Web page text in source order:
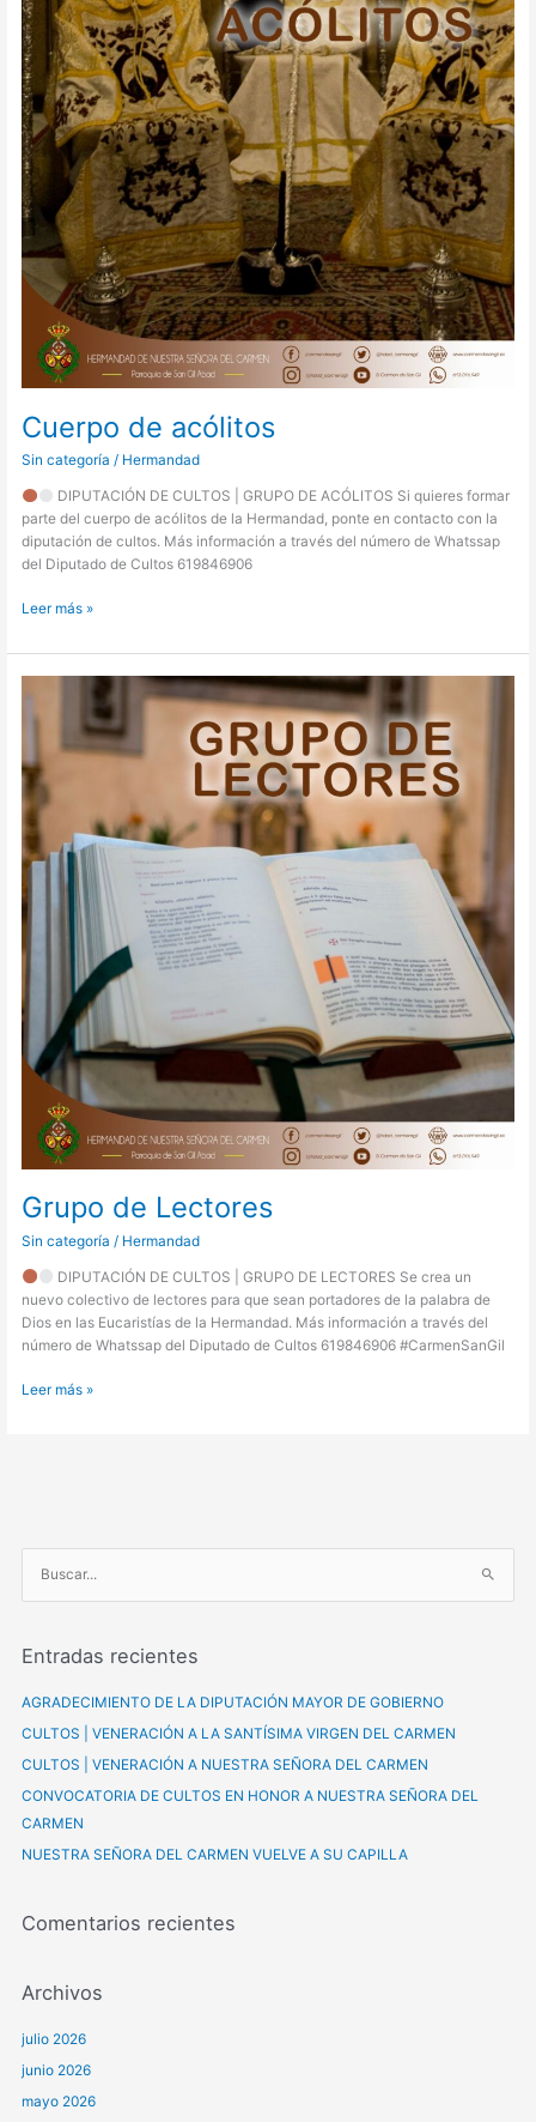
Cuerpo de acólitos
Sin categoría / Hermandad
DIPUTACIÓN DE CULTOS | GRUPO DE ACÓLITOS Si quieres formar
parte del cuerpo de acólitos de la Hermandad, ponte en contacto con la
diputación de cultos. Más información a través del número de Whatssap
del Diputado de Cultos 619846906
Leer más »
Grupo de Lectores
Sin categoría / Hermandad
DIPUTACIÓN DE CULTOS | GRUPO DE LECTORES Se crea un
nuevo colectivo de lectores para que sean portadores de la palabra de
Dios en las Eucaristías de la Hermandad. Más información a través del
número de Whatssap del Diputado de Cultos 619846906 #CarmenSanGil
Leer más »
u
c
p
o
r
:
Entradas recientes
AGRADECIMIENTO DE LA DIPUTACIÓN MAYOR DE GOBIERNO
CULTOS | VENERACIÓN A LA SANTÍSIMA VIRGEN DEL CARMEN
CULTOS | VENERACIÓN A NUESTRA SEÑORA DEL CARMEN
CONVOCATORIA DE CULTOS EN HONOR A NUESTRA SEÑORA DEL
CARMEN
NUESTRA SEÑORA DEL CARMEN VUELVE A SU CAPILLA
Comentarios recientes
Archivos
julio 2026
junio 2026
mayo 2026